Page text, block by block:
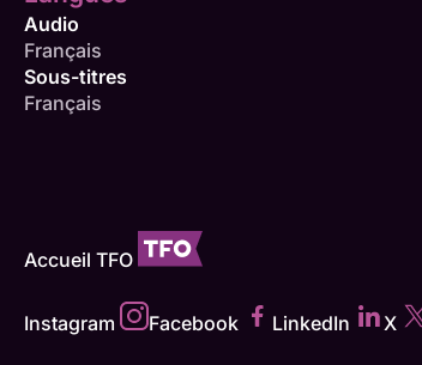
Audio
Français
Sous-titres
Français
Accueil TFO
Instagram Facebook LinkedIn X